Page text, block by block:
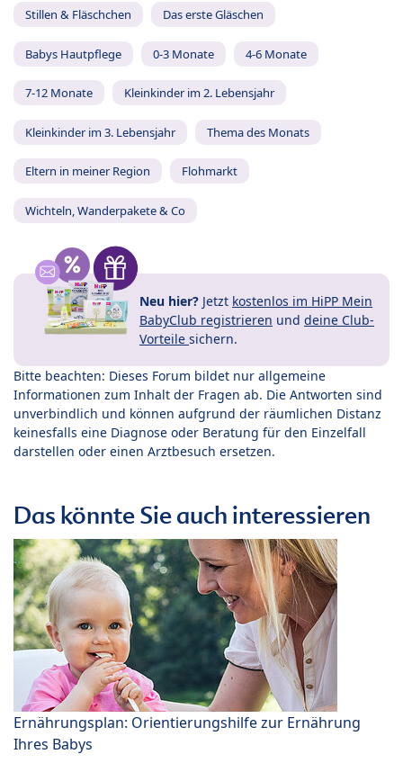
Stillen & Fläschchen Das erste Gläschen
Babys Hautpflege 0-3 Monate 4-6 Monate
7-12 Monate Kleinkinder im 2. Lebensjahr
Kleinkinder im 3. Lebensjahr Thema des Monats
Eltern in meiner Region Flohmarkt
Wichteln, Wanderpakete & Co
Neu hier? Jetzt kostenlos im HiPP Mein
BabyClub registrieren und deine Club-
Vorteile sichern.
Bitte beachten: Dieses Forum bildet nur allgemeine
Informationen zum Inhalt der Fragen ab. Die Antworten sind
unverbindlich und können aufgrund der räumlichen Distanz
keinesfalls eine Diagnose oder Beratung für den Einzelfall
darstellen oder einen Arztbesuch ersetzen.
Das könnte Sie auch interessieren
Ernährungsplan: Orientierungshilfe zur Ernährung
Ihres Babys